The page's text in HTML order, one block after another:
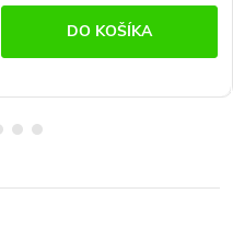
DO KOŠÍKA